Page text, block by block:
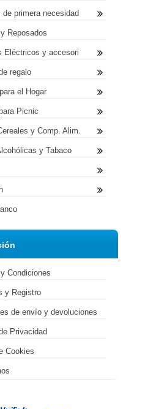
primera necesidad
Reposados
Eléctricos y accesori
regalo
el Hogar
Picnic
y Comp. Alim.
y Tabaco
Condiciones
y Registro
de envío y devoluciones
Privacidad
Cookies